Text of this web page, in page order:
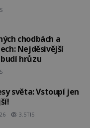
chodbách a
Nejděsivější
hrůzu
Vstoupí jen
3.5TIS